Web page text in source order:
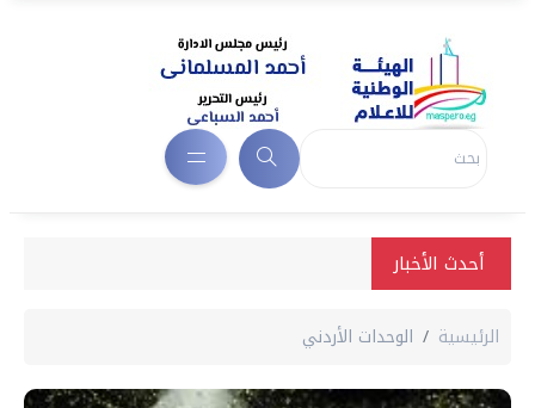
أحدث الأخبار
الرئيسية الوحدات الأردني